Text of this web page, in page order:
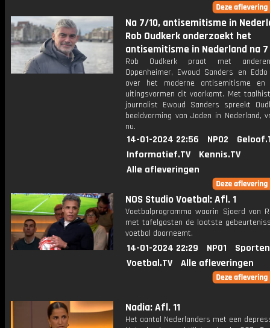
Na 7/10, antisemitisme in
Rob Oudkerk onderzoekt het
antisemitisme in Nederland na
Rob Oudkerk praat met
Oppenheimer, Ewoud Sanders en
over het moderne antisemitisme
uitingsvormen dit voorkomt. Met
journalist Ewoud Sanders spreekt
beeldvorming van Joden in Nederland,
nu.
14-01-2024 22:56 NPO2
Informatief.TV
Kennis.TV
Alle afleveringen
NOS Studio Voetbal: Afl. 1
Voetbalprogramma waarin Sjoerd van
met tafelgasten de laatste
voetbal doorneemt.
14-01-2024 22:29 NPO1
Voetbal.TV
Alle afleveringen
Nadia: Afl. 11
Het aantal Nederlanders met een